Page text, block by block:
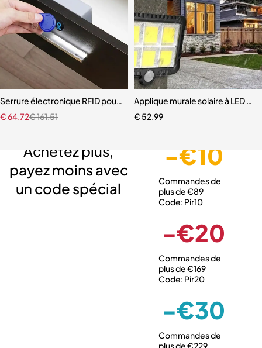
Serrure électronique RFID pour Psych d'armoire
€161,51
€64,72
Applique murale solaire à LED
€ 52,99
Achetez plus,
payez moins avec
un code spécial
-€10
Commandes de
plus de €89
Code: Pir10
-€20
Commandes de
plus de €169
Code: Pir20
-€30
Commandes de